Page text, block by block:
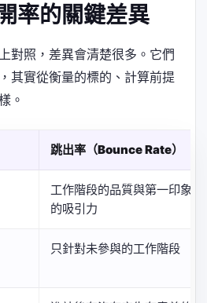
率的關鍵差異
對照，差異會清楚很多。它們
其實從衡量的標的、計算前提
。
跳出率（Bounce Rate）
工作階段的品質與第一印象
的吸引力
只針對未參與的工作階段